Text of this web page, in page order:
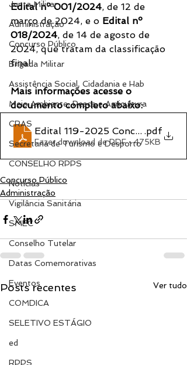
Junta Militar
Administração
Concurso Público
Brigada Militar
Assistência Social, Cidadania e Hab
Meio Ambiente, Pesca e Agricultura
CRAS
Secretaria de Turismo e Desporto
CONSELHO RPPS
Notícias
Vigilância Sanitária
SMEC
Conselho Tutelar
Datas Comemorativas
Eventos
COMDICA
SELETIVO ESTÁGIO
ed
RPPS
Edital nº 001/2024, de 12 de
março de 2024, e o Edital nº
018/2024, de 14 de agosto de
2024, que tratam da classificação
final.
Mais informações acesse o
documento completo abaixo:
Edital 119-2025 Concurso.pdf
Fazer download de PDF • 475KB
Concurso Público
Administração
Posts recentes Ver tudo